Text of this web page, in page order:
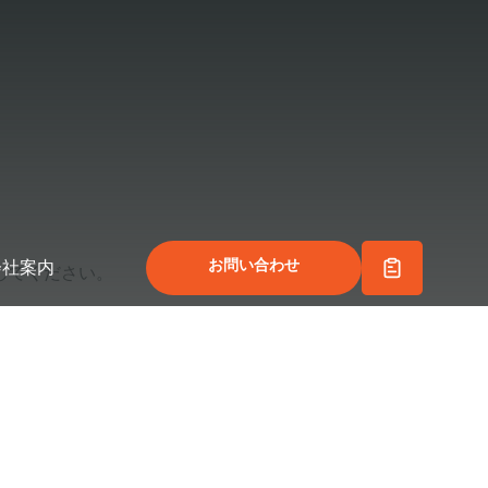
案内 お問い合わせ
ください。